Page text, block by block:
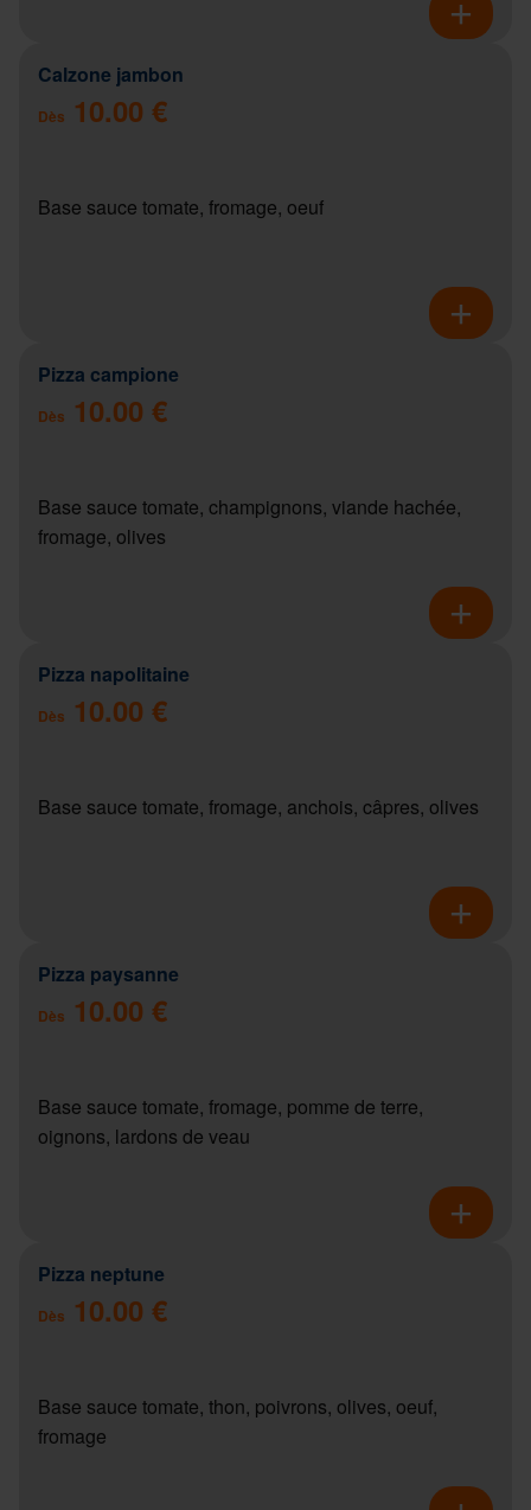
Calzone jambon
Dès 10.00 €
Base sauce tomate, fromage, oeuf
Pizza campione
Dès 10.00 €
Base sauce tomate, champignons, viande hachée,
fromage, olives
Pizza napolitaine
Dès 10.00 €
Base sauce tomate, fromage, anchois, câpres, olives
Pizza paysanne
Dès 10.00 €
Base sauce tomate, fromage, pomme de terre,
oignons, lardons de veau
Pizza neptune
Dès 10.00 €
Base sauce tomate, thon, poivrons, olives, oeuf,
fromage